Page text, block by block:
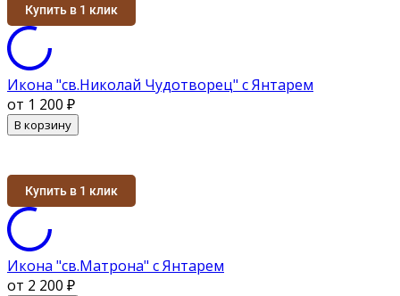
Купить в 1 клик
Икона "св.Николай Чудотворец" с Янтарем
от 1 200 ₽
В корзину
Купить в 1 клик
Икона "св.Матрона" с Янтарем
от 2 200 ₽